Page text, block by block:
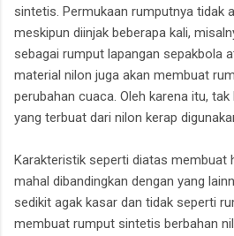
sintetis. Permukaan rumputnya tidak
meskipun diinjak beberapa kali,
sebagai rumput lapangan sepakbola
material nilon juga akan membuat
perubahan cuaca. Oleh karena itu,
yang terbuat dari nilon kerap
Karakteristik seperti diatas membuat
mahal dibandingkan dengan yang
sedikit agak kasar dan tidak seperti
membuat rumput sintetis berbahan